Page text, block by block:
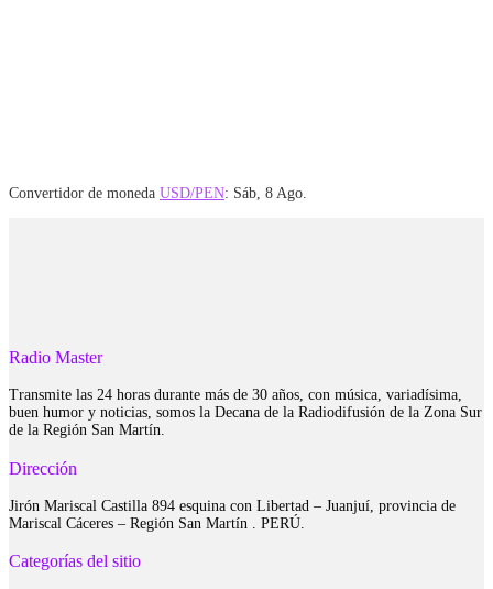
Convertidor de moneda USD/PEN: Sáb, 8 Ago.
Radio Master
Transmite las 24 horas durante más de 30 años, con música, variadísima,
buen humor y noticias, somos la Decana de la Radiodifusión de la Zona Sur
de la Región San Martín.
Dirección
Jirón Mariscal Castilla 894 esquina con Libertad – Juanjuí, provincia de
Mariscal Cáceres – Región San Martín . PERÚ.
Categorías del sitio